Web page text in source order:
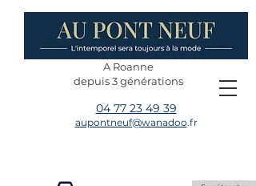
04 77 23 49 39
aupontneuf@wanadoo.fr
A Roanne
depuis 3 générations